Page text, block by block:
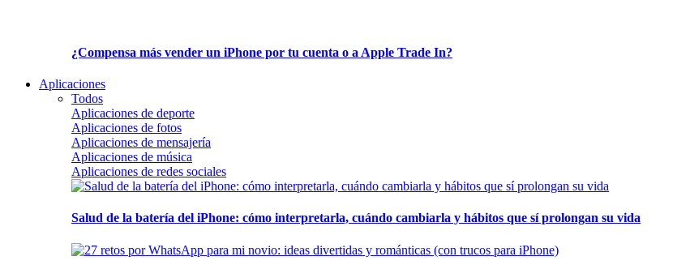
¿Compensa más vender un iPhone por tu cuenta o a Apple Trade In?
Aplicaciones
Todos
Aplicaciones de deporte
Aplicaciones de fotos
Aplicaciones de mensajería
Aplicaciones de música
Aplicaciones de redes sociales
Salud de la batería del iPhone: cómo interpretarla, cuándo cambiarla y hábitos que sí prolongan su vida